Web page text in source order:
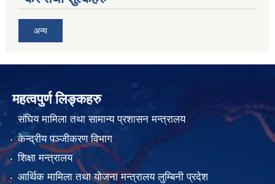
अन्य
महत्वपुर्ण लिङ्कहरु
संघिय मामिला तथा सामान्य प्रशासन मन्त्रालय
केन्द्रीय पञ्जीकरण विभाग
शिक्षा मन्त्रालय
आर्थिक मामिला तथा योजना मन्त्रालय लुम्बिनी प्रदेश